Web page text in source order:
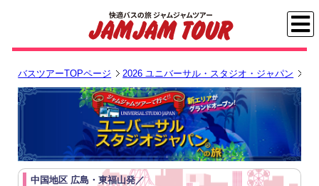
バスツアーTOPページ 2026 ユニバーサル・スタジオ・ジャパン
中国地区 広島・東福山発／